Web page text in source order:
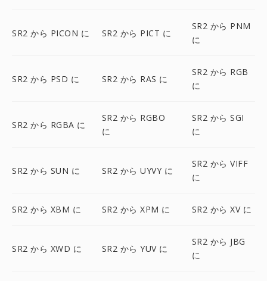
SR2 から PICON に SR2 から PICT に
SR2 から PNM
に
SR2 から PSD に SR2 から RAS に
SR2 から RGB
に
SR2 から RGBA に
SR2 から RGBO
に
SR2 から SGI
に
SR2 から SUN に SR2 から UYVY に
SR2 から VIFF
に
SR2 から XBM に SR2 から XPM に SR2 から XV に
SR2 から XWD に SR2 から YUV に
SR2 から JBG
に